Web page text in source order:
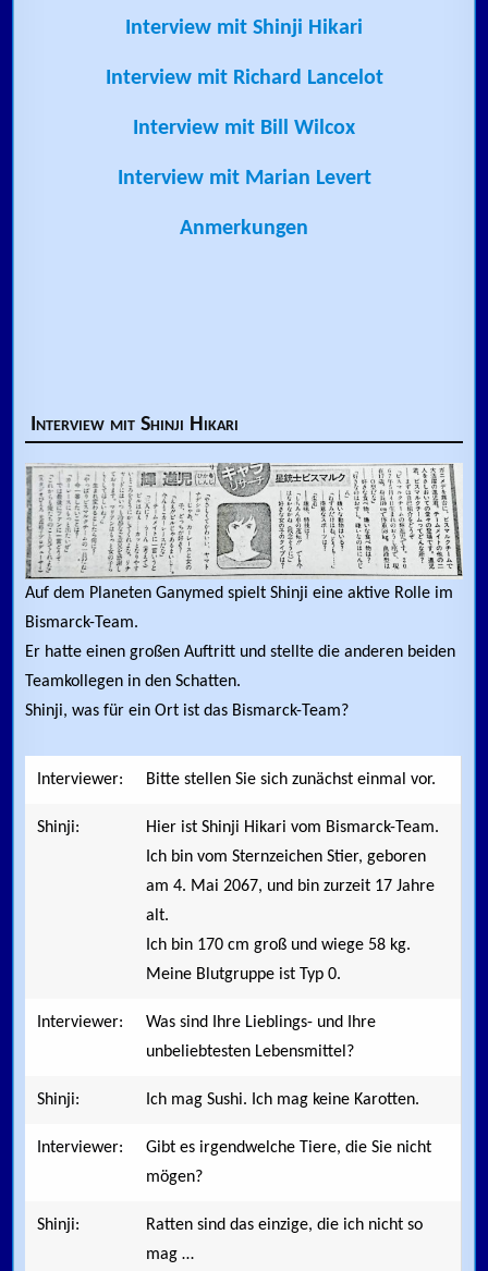
Interview mit Shinji Hikari
Interview mit Richard Lancelot
Interview mit Bill Wilcox
Interview mit Marian Levert
Anmerkungen
Interview mit Shinji Hikari
Auf dem Planeten Ganymed spielt Shinji eine aktive Rolle im
Bismarck-Team.
Er hatte einen großen Auftritt und stellte die anderen beiden
Teamkollegen in den Schatten.
Shinji, was für ein Ort ist das Bismarck-Team?
Interviewer: Bitte stellen Sie sich zunächst einmal vor.
Shinji:
Hier ist Shinji Hikari vom Bismarck-Team.
Ich bin vom Sternzeichen Stier, geboren
am 4. Mai 2067, und bin zurzeit 17 Jahre
alt.
Ich bin 170 cm groß und wiege 58 kg.
Meine Blutgruppe ist Typ 0.
Interviewer:
Was sind Ihre Lieblings- und Ihre
unbeliebtesten Lebensmittel?
Shinji: Ich mag Sushi. Ich mag keine Karotten.
Interviewer:
Gibt es irgendwelche Tiere, die Sie nicht
mögen?
Shinji:
Ratten sind das einzige, die ich nicht so
mag …